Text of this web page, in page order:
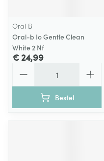
Oral B
Oral-b Io Gentle Clean
White 2 Nf
€ 24,99
Bestel